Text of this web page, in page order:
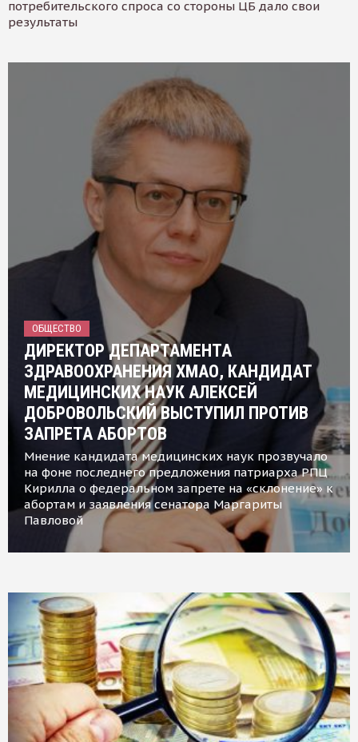
потребительского спроса со стороны ЦБ дало свои
результаты
ОБЩЕСТВО
ДИРЕКТОР ДЕПАРТАМЕНТА
ЗДРАВООХРАНЕНИЯ ХМАО, КАНДИДАТ
МЕДИЦИНСКИХ НАУК АЛЕКСЕЙ
ДОБРОВОЛЬСКИЙ ВЫСТУПИЛ ПРОТИВ
ЗАПРЕТА АБОРТОВ
Мнение кандидата медицинских наук прозвучало
на фоне последнего предложения патриарха РПЦ
Кирилла о федеральном запрете на «склонение» к
абортам и заявления сенатора Маргариты
Павловой